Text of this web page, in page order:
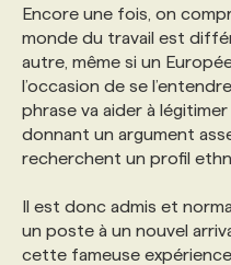
Encore une fois, on
monde du travail est
autre, même si un
l’occasion de se
phrase va aider à
donnant un argument
recherchent un profil
Il est donc admis et
un poste à un nouvel
cette fameuse expérience.